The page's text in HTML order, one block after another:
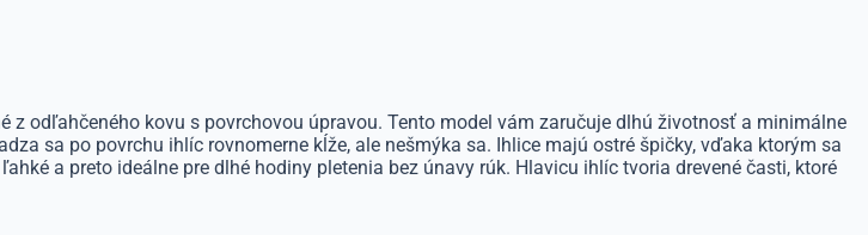
z odľahčeného kovu s povrchovou úpravou. Tento model vám zaručuje dlhú životnosť a minimálne
sa po povrchu ihlíc rovnomerne kĺže, ale nešmýka sa. Ihlice majú ostré špičky, vďaka ktorým sa
a preto ideálne pre dlhé hodiny pletenia bez únavy rúk. Hlavicu ihlíc tvoria drevené časti, ktoré